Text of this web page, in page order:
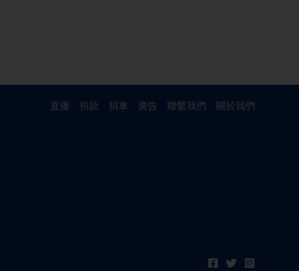
直播 捐款 捐車 廣告 聯繫我們 關於我們